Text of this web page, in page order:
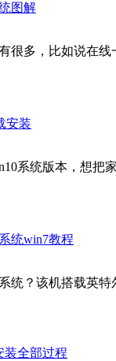
图解
很多，比如说在
安装
系统版本，想把
统win7教程
统？该机搭载英特
装全部过程